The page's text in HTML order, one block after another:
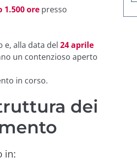
1.500 ore presso
alla data del 24 aprile
un contenzioso aperto
in corso.
dei
in: